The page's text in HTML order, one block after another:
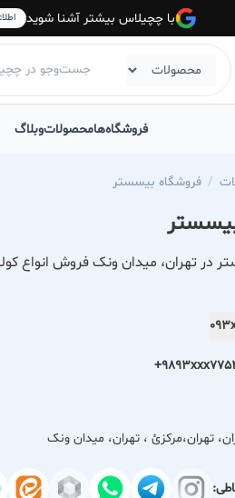
با چچیلاس بیشتر آشنا شوید
فروشگاه‌هامحصولاتوبلاگ
فروشگاه بیسستر
در تهران، میدان ونک فروش انواع
تهران،مركزئ ، تهران، میدان ونک